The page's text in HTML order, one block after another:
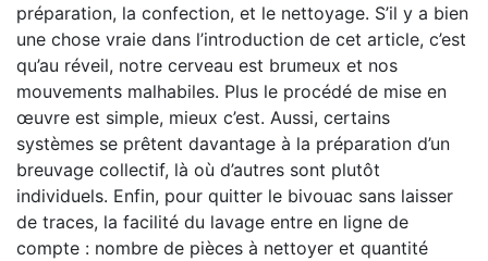
préparation, la confection, et le nettoyage. S’il y a bien
une chose vraie dans l’introduction de cet article, c’est
qu’au réveil, notre cerveau est brumeux et nos
mouvements malhabiles. Plus le procédé de mise en
œuvre est simple, mieux c’est. Aussi, certains
systèmes se prêtent davantage à la préparation d’un
breuvage collectif, là où d’autres sont plutôt
individuels. Enfin, pour quitter le bivouac sans laisser
de traces, la facilité du lavage entre en ligne de
compte : nombre de pièces à nettoyer et quantité